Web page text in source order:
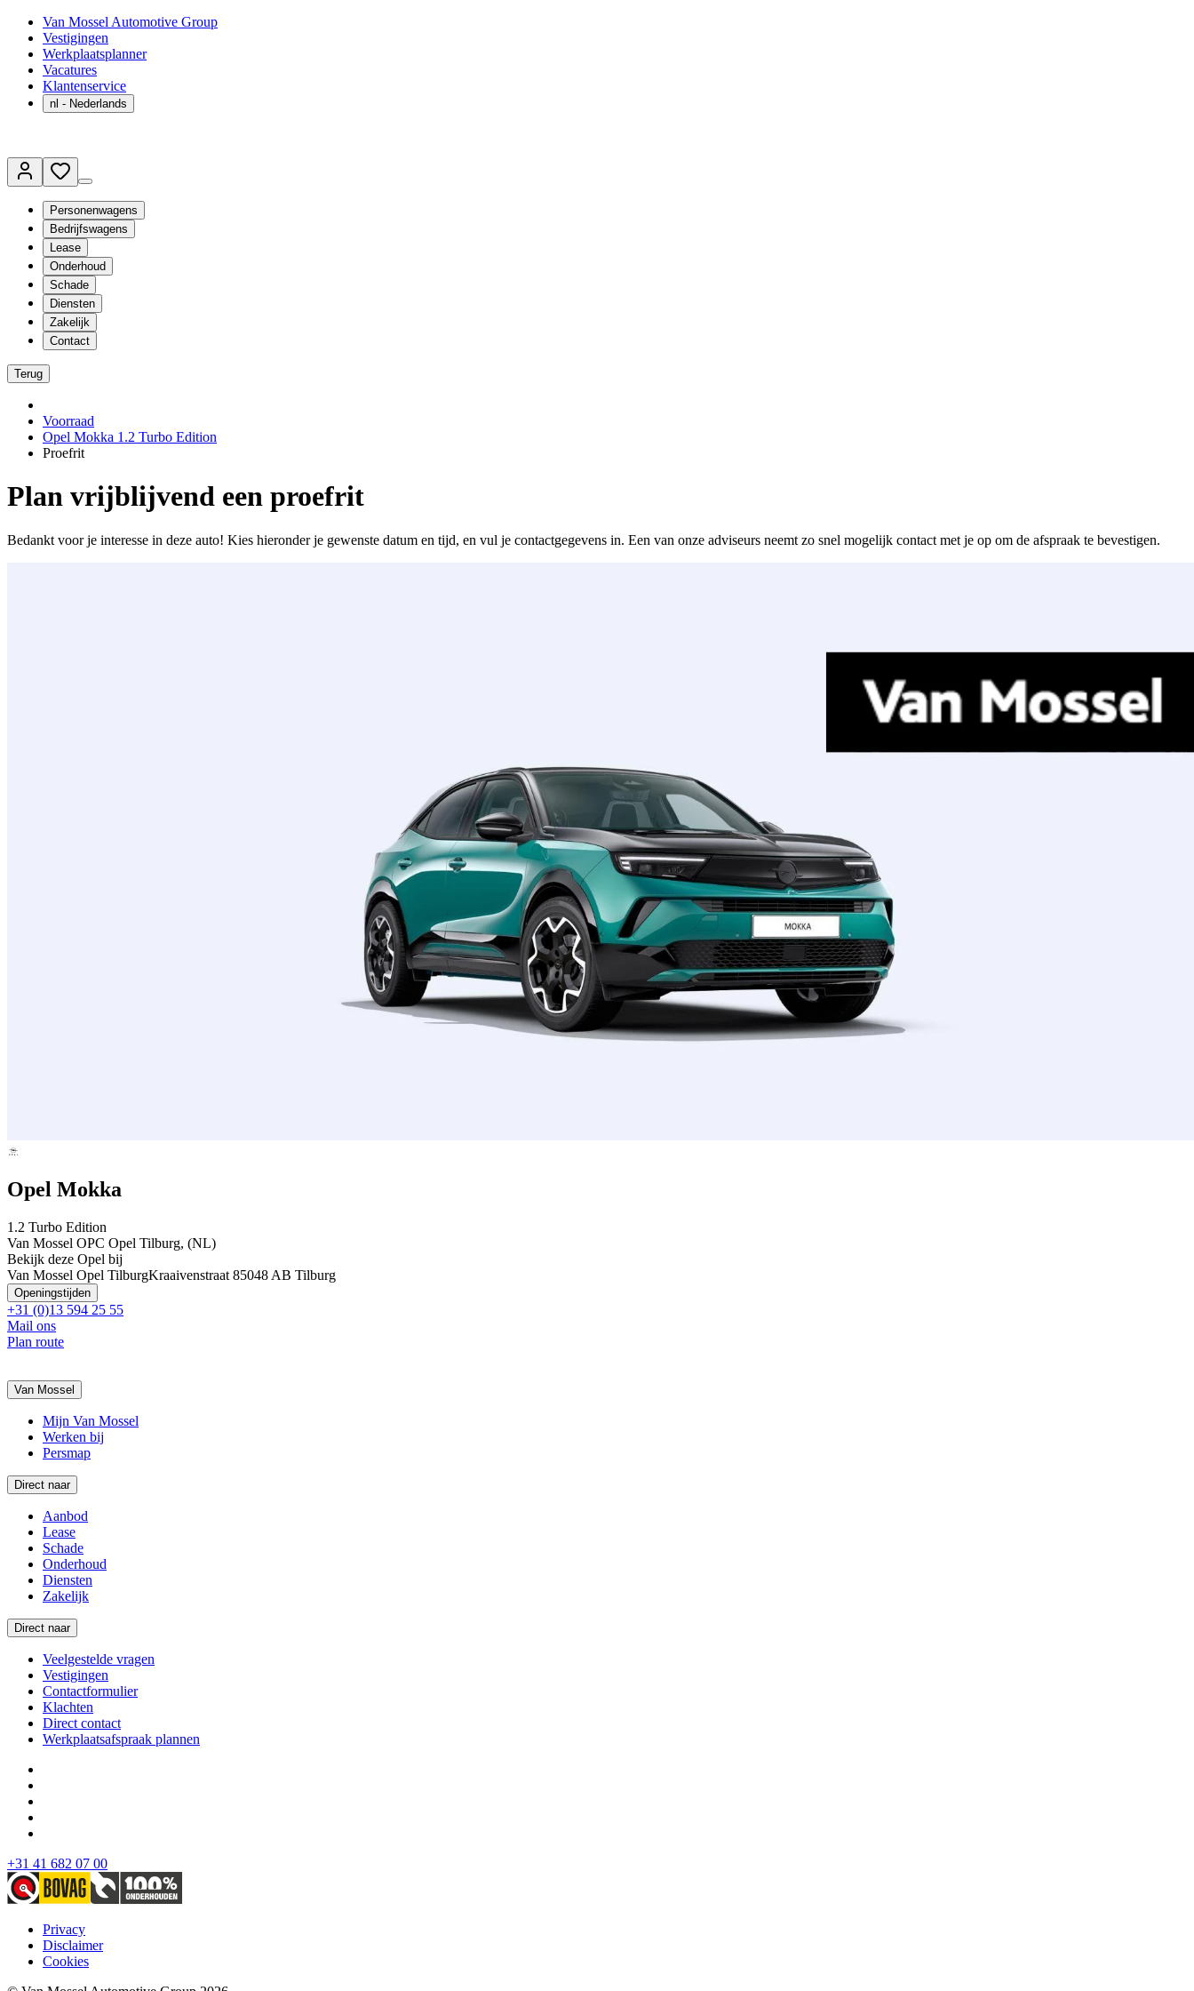
Van Mossel Automotive Group
Vestigingen
Werkplaatsplanner
Vacatures
Klantenservice
nl - Nederlands
Personenwagens
Bedrijfswagens
Lease
Onderhoud
Schade
Diensten
Zakelijk
Contact
Terug
Voorraad
Opel Mokka 1.2 Turbo Edition
Proefrit
Plan vrijblijvend een proefrit
Bedankt voor je interesse in deze auto! Kies hieronder je gewenste datum en tijd, en vul je contactgegevens in. Een van onze adviseurs neemt zo snel mogelijk contact met je op om de afspraak te bevestigen.
Opel Mokka
1.2 Turbo Edition
Van Mossel OPC Opel Tilburg, (NL)
Bekijk deze Opel bij
Van Mossel Opel TilburgKraaivenstraat 85048 AB Tilburg
Openingstijden
+31 (0)13 594 25 55
Mail ons
Plan route
Van Mossel
Mijn Van Mossel
Werken bij
Persmap
Direct naar
Aanbod
Lease
Schade
Onderhoud
Diensten
Zakelijk
Direct naar
Veelgestelde vragen
Vestigingen
Contactformulier
Klachten
Direct contact
Werkplaatsafspraak plannen
+31 41 682 07 00
Privacy
Disclaimer
Cookies